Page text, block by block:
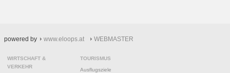
powered by www.eloops.at WEBMASTER
WIRTSCHAFT &
VERKEHR
TOURISMUS
Ausflugsziele